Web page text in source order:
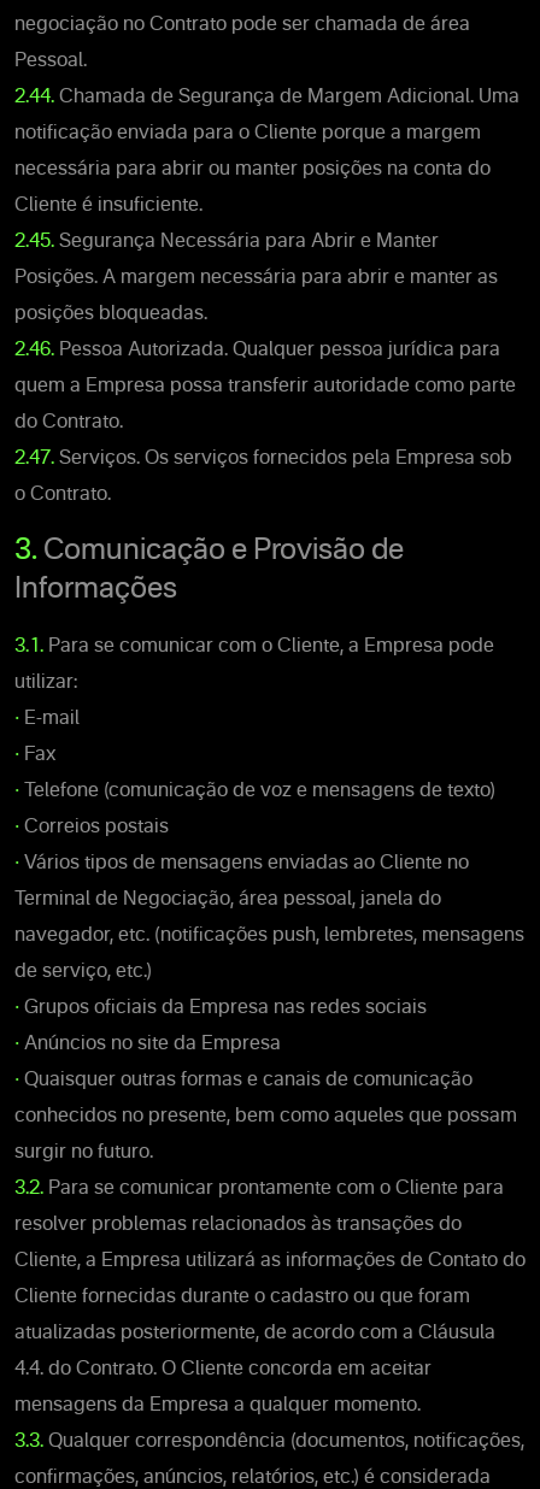
negociação no Contrato pode ser chamada de área
Pessoal.
2.44. Chamada de Segurança de Margem Adicional. Uma
notificação enviada para o Cliente porque a margem
necessária para abrir ou manter posições na conta do
Cliente é insuficiente.
2.45. Segurança Necessária para Abrir e Manter
Posições. A margem necessária para abrir e manter as
posições bloqueadas.
2.46. Pessoa Autorizada. Qualquer pessoa jurídica para
quem a Empresa possa transferir autoridade como parte
do Contrato.
2.47. Serviços. Os serviços fornecidos pela Empresa sob
o Contrato.
3. Comunicação e Provisão de
Informações
3.1. Para se comunicar com o Cliente, a Empresa pode
utilizar:
• E-mail
• Fax
• Telefone (comunicação de voz e mensagens de texto)
• Correios postais
• Vários tipos de mensagens enviadas ao Cliente no
Terminal de Negociação, área pessoal, janela do
navegador, etc. (notificações push, lembretes, mensagens
de serviço, etc.)
• Grupos oficiais da Empresa nas redes sociais
• Anúncios no site da Empresa
• Quaisquer outras formas e canais de comunicação
conhecidos no presente, bem como aqueles que possam
surgir no futuro.
3.2. Para se comunicar prontamente com o Cliente para
resolver problemas relacionados às transações do
Cliente, a Empresa utilizará as informações de Contato do
Cliente fornecidas durante o cadastro ou que foram
atualizadas posteriormente, de acordo com a Cláusula
4.4. do Contrato. O Cliente concorda em aceitar
mensagens da Empresa a qualquer momento.
3.3. Qualquer correspondência (documentos, notificações,
confirmações, anúncios, relatórios, etc.) é considerada